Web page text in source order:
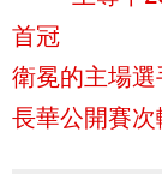
首冠
衛冕的主場
長華公開賽